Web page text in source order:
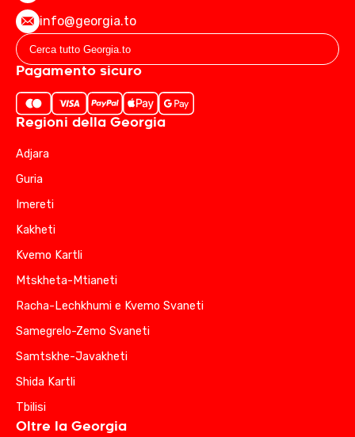
info@georgia.to
Pagamento sicuro
Regioni della Georgia
Adjara
Guria
Imereti
Kakheti
Kvemo Kartli
Mtskheta-Mtianeti
Racha-Lechkhumi e Kvemo Svaneti
Samegrelo-Zemo Svaneti
Samtskhe-Javakheti
Shida Kartli
Tbilisi
Oltre la Georgia